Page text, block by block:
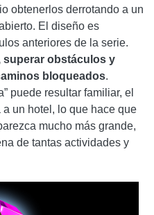
obtenerlos derrotando a un
El diseño es
anteriores de la serie.
superar obstáculos y
bloqueados.
puede resultar familiar, el
un hotel, lo que hace que
mucho más grande,
de tantas actividades y